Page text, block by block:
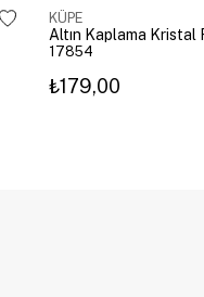
KÜPE
17854
₺179,00